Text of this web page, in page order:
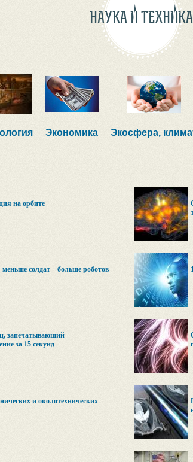
НАУКА И ТЕХНИКА
Экономика Экосфера,
на орбитe
солдат – больше роботов
запечатывающий
за 15 секунд
и околотехнических